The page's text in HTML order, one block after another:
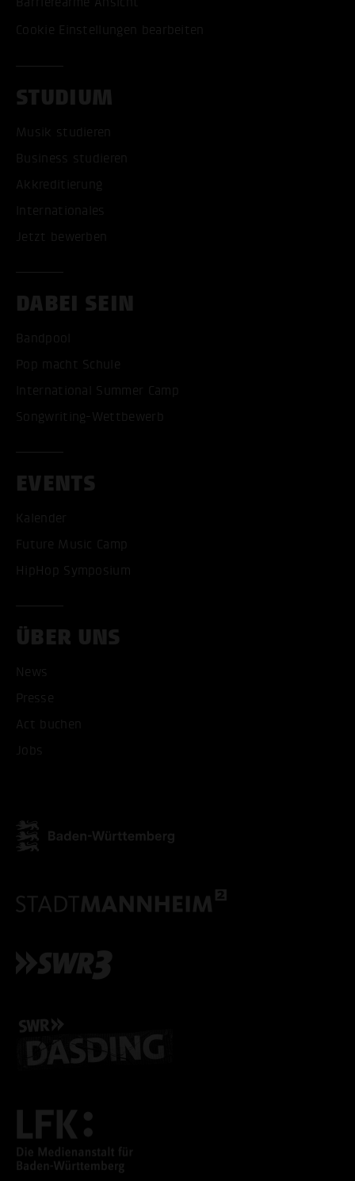
Cookie Einstellungen bearbeiten
STUDIUM
Musik studieren
Business studieren
Akkreditierung
Internationales
Jetzt bewerben
DABEI SEIN
Bandpool
Pop macht Schule
International Summer Camp
Songwriting-Wettbewerb
EVENTS
Kalender
Future Music Camp
HipHop Symposium
ÜBER UNS
News
Presse
Act buchen
Jobs